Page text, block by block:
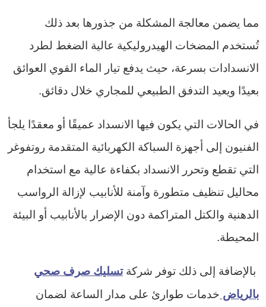
مما يضمن معالجة المشكلة من جذورها بعد ذلك
تُستخدم المضخات الهيدروليكية عالية الضغط لطرد
الانسدادات بسرعة، حيث يدفع تيار الماء القوي العوائق
بعيدًا ويعيد التدفق الطبيعي للمجاري خلال دقائق.
في الحالات التي يكون فيها الانسداد عميقًا أو معقدًا يلجأ
الفنيون إلى أجهزة السباكة الكهربائية المتقدمة روتفوغر
التي تقطع وتحرر الانسداد بكفاءة عالية مع استخدام
محاليل تنظيف متطورة وآمنة للأنابيب لإزالة الرواسب
الدهنية والكتل المتراكمة دون الإضرار بالأنابيب أو البيئة
المحيطة.
بالإضافة إلى ذلك توفر شركةتسليك صرف صحي
بالرياض خدمات طوارئ على مدار الساعة لضمان